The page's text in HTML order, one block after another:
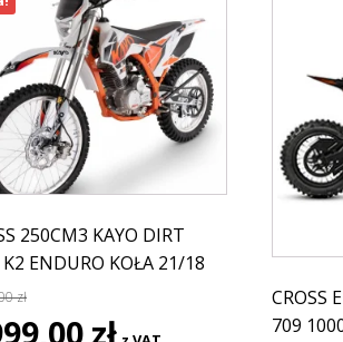
250CM3 KAYO DIRT
K2 ENDURO KOŁA 21/18
zł
zł
CROSS
709